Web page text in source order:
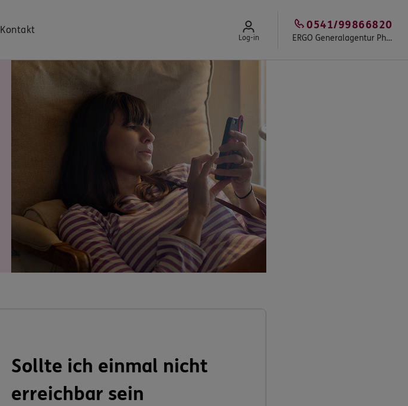
Kontakt
Log-in ERGO Generalagentur Philipp Kompa
0541/99866820
Sollte ich einmal nicht
erreichbar sein